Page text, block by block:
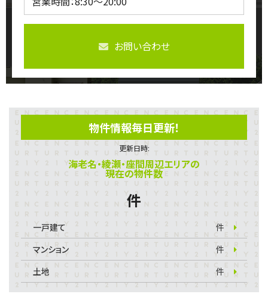
お問い合わせ
物件情報毎日更新！
更新日時:
海老名・綾瀬・座間周辺エリアの
現在の物件数
件
一戸建て
件
マンション
件
土地
件